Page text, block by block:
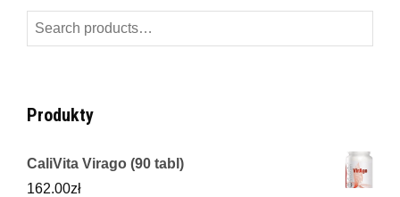
Search
for:
Produkty
CaliVita Virago (90 tabl)
162.00zł